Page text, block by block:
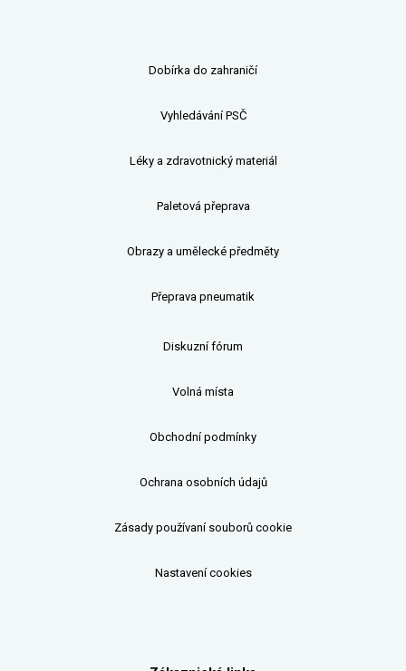
Dobírka do zahraničí
Vyhledávání PSČ
Léky a zdravotnický materiál
Paletová přeprava
Obrazy a umělecké předměty
Přeprava pneumatik
Diskuzní fórum
Volná místa
Obchodní podmínky
Ochrana osobních údajů
Zásady používaní souborů cookie
Nastavení cookies